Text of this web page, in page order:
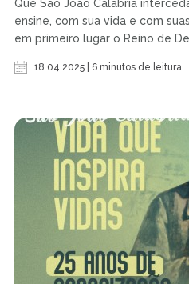
Que São João Calábria
ensine, com sua vida e com
em primeiro lugar o Reino de
18.04.2025 | 6 minutos de leitura